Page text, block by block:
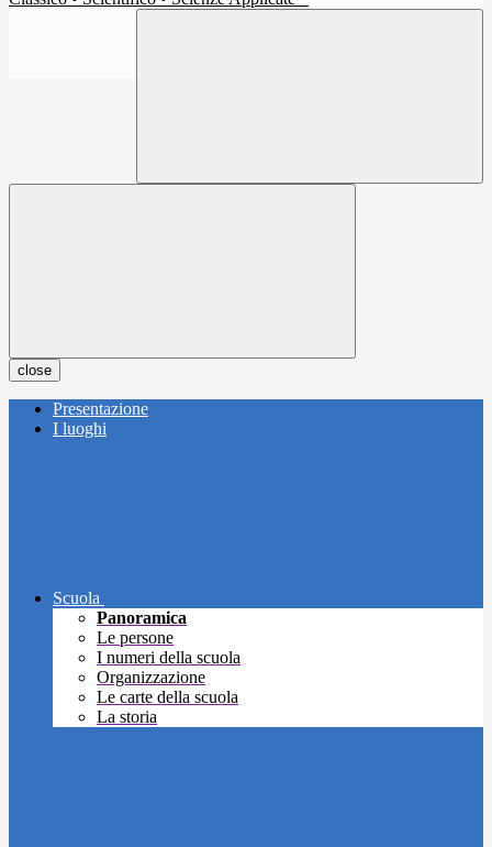
close
Presentazione
I luoghi
Scuola
Panoramica
Le persone
I numeri della scuola
Organizzazione
Le carte della scuola
La storia